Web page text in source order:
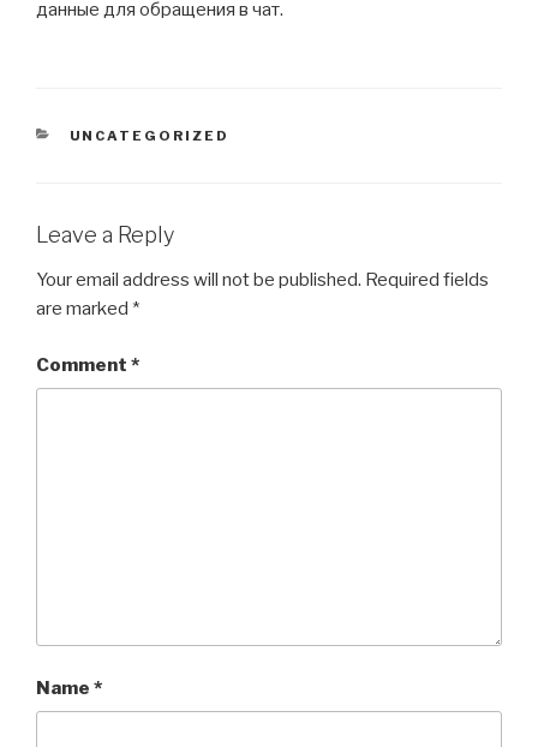
данные для обращения в чат.
CATEGORIES
UNCATEGORIZED
Leave a Reply
Your email address will not be published. Required fields
are marked *
Comment *
Name *